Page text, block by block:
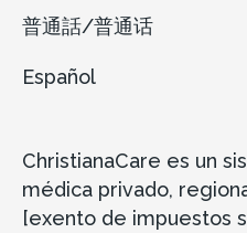
普通話/普通话
Español
ChristianaCare es un
médica privado,
[exento de impuestos